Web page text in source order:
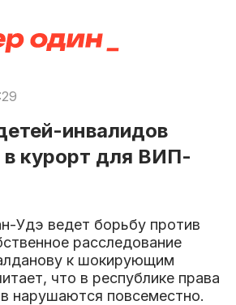
инвалидов
в курорт для ВИП-
Удэ ведет борьбу против
расследование
к шокирующим
что в республике права
нарушаются повсеместно.